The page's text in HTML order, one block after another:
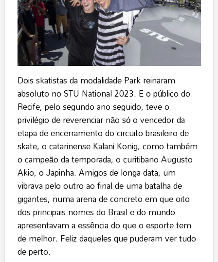
Dois skatistas da modalidade Park reinaram
absoluto no STU National 2023. E o público do
Recife, pelo segundo ano seguido, teve o
privilégio de reverenciar não só o vencedor da
etapa de encerramento do circuito brasileiro de
skate, o catarinense Kalani Konig, como também
o campeão da temporada, o curitibano Augusto
Akio, o Japinha. Amigos de longa data, um
vibrava pelo outro ao final de uma batalha de
gigantes, numa arena de concreto em que oito
dos principais nomes do Brasil e do mundo
apresentavam a essência do que o esporte tem
de melhor. Feliz daqueles que puderam ver tudo
de perto.